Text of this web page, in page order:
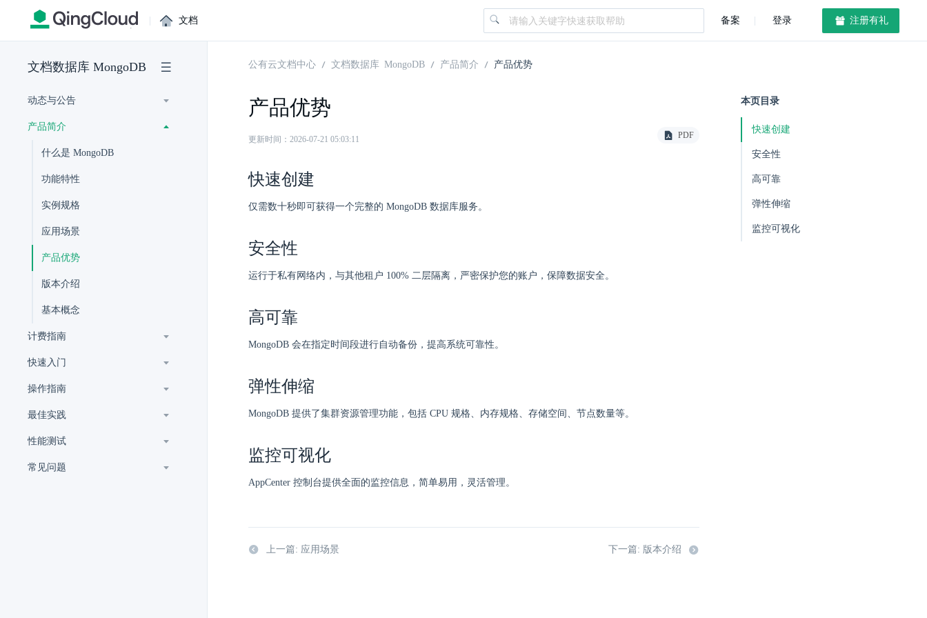
| 文档 备案 登录 注册有礼
文档数据库 MongoDB
动态与公告
产品简介
什么是 MongoDB
功能特性
实例规格
应用场景
产品优势
版本介绍
基本概念
计费指南
快速入门
操作指南
最佳实践
性能测试
常见问题
公有云文档中心 文档数据库 MongoDB 产品简介 产品优势
产品优势
更新时间：2026-07-21 05:03:11 PDF
快速创建
仅需数十秒即可获得一个完整的 MongoDB 数据库服务。
安全性
运行于私有网络内，与其他租户 100% 二层隔离，严密保护您的账户，保障数据安全。
高可靠
MongoDB 会在指定时间段进行自动备份，提高系统可靠性。
弹性伸缩
MongoDB 提供了集群资源管理功能，包括 CPU 规格、内存规格、存储空间、节点数量等。
监控可视化
AppCenter 控制台提供全面的监控信息，简单易用，灵活管理。
上一篇: 应用场景 下一篇: 版本介绍
本页目录
快速创建
安全性
高可靠
弹性伸缩
监控可视化